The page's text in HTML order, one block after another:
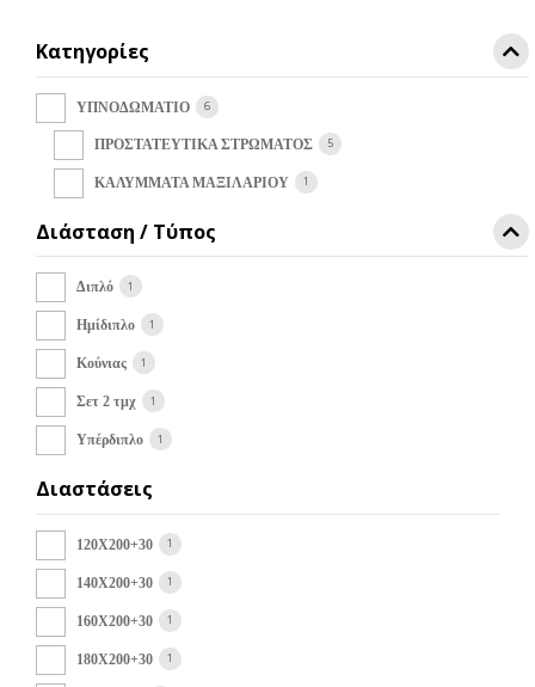
Κατηγορίες
ΥΠΝΟΔΩΜΑΤΙΟ 6
ΠΡΟΣΤΑΤΕΥΤΙΚΑ ΣΤΡΩΜΑΤΟΣ 5
ΚΑΛΥΜΜΑΤΑ ΜΑΞΙΛΑΡΙΟΥ 1
Διάσταση / Τύπος
Διπλό 1
Ημίδιπλο 1
Κούνιας 1
Σετ 2 τμχ 1
Υπέρδιπλο 1
Διαστάσεις
120Χ200+30 1
140Χ200+30 1
160Χ200+30 1
180Χ200+30 1